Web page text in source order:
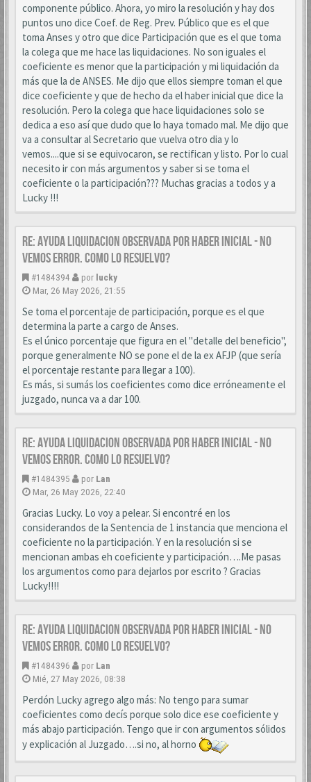
componente público. Ahora, yo miro la resolución y hay dos
puntos uno dice Coef. de Reg. Prev. Público que es el que
toma Anses y otro que dice Participación que es el que toma
la colega que me hace las liquidaciones. No son iguales el
coeficiente es menor que la participación y mi liquidación da
más que la de ANSES. Me dijo que ellos siempre toman el que
dice coeficiente y que de hecho da el haber inicial que dice la
resolución. Pero la colega que hace liquidaciones solo se
dedica a eso así que dudo que lo haya tomado mal. Me dijo que
va a consultar al Secretario que vuelva otro dia y lo
vemos....que si se equivocaron, se rectifican y listo. Por lo cual
necesito ir con más argumentos y saber si se toma el
coeficiente o la participación??? Muchas gracias a todos y a
Lucky !!!
Re: AYUDA LIQUIDACION OBSERVADA POR HABER INICIAL - NO
VEMOS ERROR. COMO LO RESUELVO?
#1484394 por lucky
Mar, 26 May 2026, 21:55
Se toma el porcentaje de participación, porque es el que
determina la parte a cargo de Anses.
Es el único porcentaje que figura en el "detalle del beneficio",
porque generalmente NO se pone el de la ex AFJP (que sería
el porcentaje restante para llegar a 100).
Es más, si sumás los coeficientes como dice erróneamente el
juzgado, nunca va a dar 100.
Re: AYUDA LIQUIDACION OBSERVADA POR HABER INICIAL - NO
VEMOS ERROR. COMO LO RESUELVO?
#1484395 por Lan
Mar, 26 May 2026, 22:40
Gracias Lucky. Lo voy a pelear. Si encontré en los
considerandos de la Sentencia de 1 instancia que menciona el
coeficiente no la participación. Y en la resolución si se
mencionan ambas eh coeficiente y participación….Me pasas
los argumentos como para dejarlos por escrito ? Gracias
Lucky!!!!
Re: AYUDA LIQUIDACION OBSERVADA POR HABER INICIAL - NO
VEMOS ERROR. COMO LO RESUELVO?
#1484396 por Lan
Mié, 27 May 2026, 08:38
Perdón Lucky agrego algo más: No tengo para sumar
coeficientes como decís porque solo dice ese coeficiente y
más abajo participación. Tengo que ir con argumentos sólidos
y explicación al Juzgado….si no, al horno